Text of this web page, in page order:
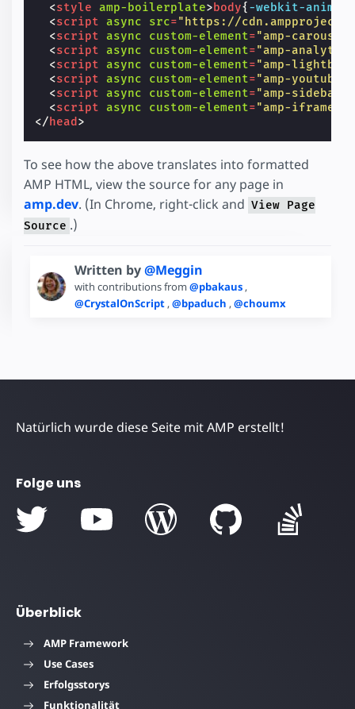
<style amp-boilerplate>body{-webkit-
<script async src="https://
<script async custom-element="amp-
<script async custom-element="amp-
<script async custom-element="amp-
<script async custom-element="amp-youtube"
<script async custom-element="amp-sidebar"
<script async custom-element="amp-iframe"
</ head >
To see how the above translates into formatted
AMP HTML, view the source for any page in
amp.dev. (In Chrome, right-click and View Page
Source .)
Written by@Meggin
with contributions from @pbakaus,
@CrystalOnScript,@bpaduch ,@choumx
Natürlich wurde diese Seite mit AMP erstellt!
Folge uns
Überblick
AMP Framework
Use Cases
Erfolgsstorys
Funktionalität